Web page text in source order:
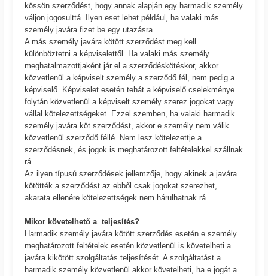
kössön szerződést, hogy annak alapján egy harmadik személy
váljon jogosulttá. Ilyen eset lehet például, ha valaki más
személy javára fizet be egy utazásra.
A más személy javára kötött szerződést meg kell
különböztetni a képviselettől. Ha valaki más személy
meghatalmazottjaként jár el a szerződéskötéskor, akkor
közvetlenül a képviselt személy a szerződő fél, nem pedig a
képviselő. Képviselet esetén tehát a képviselő cselekménye
folytán közvetlenül a képviselt személy szerez jogokat vagy
vállal kötelezettségeket. Ezzel szemben, ha valaki harmadik
személy javára köt szerződést, akkor e személy nem válik
közvetlenül szerződő féllé. Nem lesz kötelezettje a
szerződésnek, és jogok is meghatározott feltételekkel szállnak
rá.
Az ilyen típusú szerződések jellemzője, hogy akinek a javára
kötötték a szerződést az ebből csak jogokat szerezhet,
akarata ellenére kötelezettségek nem hárulhatnak rá.
Mikor követelhető a teljesítés?
Harmadik személy javára kötött szerződés esetén e személy
meghatározott feltételek esetén közvetlenül is követelheti a
javára kikötött szolgáltatás teljesítését. A szolgáltatást a
harmadik személy közvetlenül akkor követelheti, ha e jogát a